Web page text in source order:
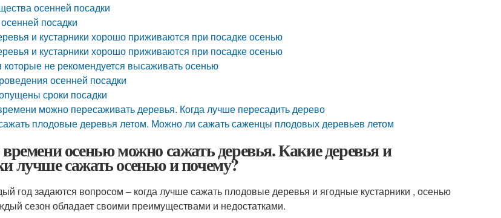
осенней посадки
посадки
и кустарники хорошо приживаются при посадке осенью
и кустарники хорошо приживаются при посадке осенью
которые не рекомендуется высаживать осенью
осенней посадки
сроки посадки
можно пересаживать деревья. Когда лучше пересадить дерево
плодовые деревья летом. Можно ли сажать саженцы плодовых деревьев летом
осенью можно сажать деревья. Какие деревья и
лучше сажать осенью и почему?
год задаются вопросом – когда лучше сажать плодовые деревья и ягодные кустарники , осенью
сезон обладает своими преимуществами и недостатками.